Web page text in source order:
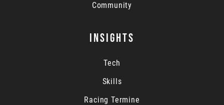
Community
INSIGHTS
Tech
Skills
Racing Termine